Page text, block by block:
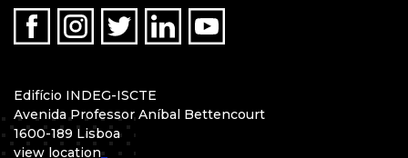
Edifício INDEG-ISCTE
Avenida Professor Aníbal Bettencourt
1600-189 Lisboa
view location_